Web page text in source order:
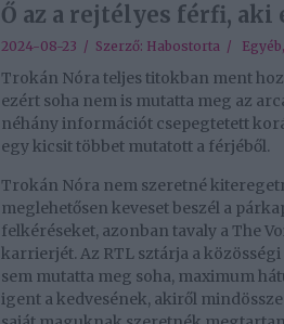
Ő az a rejtélyes férfi,
2024-08-23 / Szerző: Habostorta / Egyéb,
Trokán Nóra teljes titokban ment
ezért soha nem is mutatta meg az
néhány információt csepegtetett
egy kicsit többet mutatott a férjéből.
Trokán Nóra nem szeretné
meglehetősen keveset beszél a
felkéréseket, azonban tavaly a The
karrierjét. Az RTL sztárja a
sem mutatta meg soha, maximum
igent a kedvesének, akiről